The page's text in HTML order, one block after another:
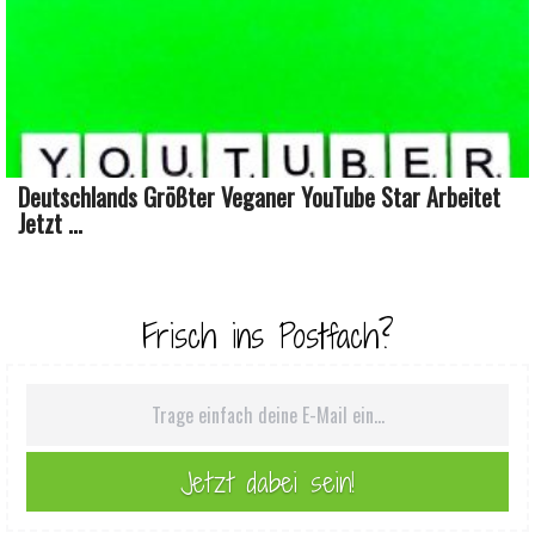
Deutschlands Größter Veganer YouTube Star Arbeitet
Jetzt ...
Frisch ins Postfach?